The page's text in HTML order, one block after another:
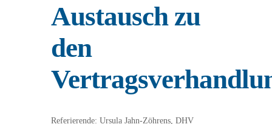
Austausch zu
den
Referierende: Ursula Jahn-Zöhrens, DHV